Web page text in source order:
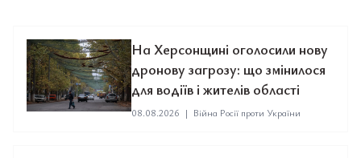
На Херсонщині оголосили нову
дронову загрозу: що змінилося
для водіїв і жителів області
08.08.2026 | Війна Росії проти України